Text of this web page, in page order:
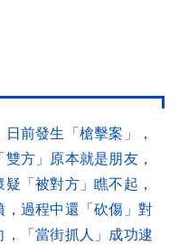
前發生「槍擊案」，
方」原本就是朋友，
「被對方」瞧不起，
過程中還「砍傷」對
「當街抓人」成功逮